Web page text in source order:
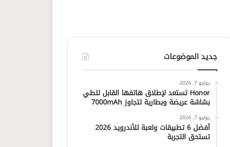
جديد الموضوعات
يوليو 7, 2026
Honor تستعد لإطلاق هاتفها القابل للطي
بشاشة عريضة وبطارية تتجاوز 7000mAh
يوليو 7, 2026
أفضل 6 تطبيقات ولعبة للأندرويد 2026
تستحق التجربة